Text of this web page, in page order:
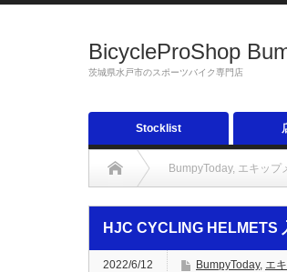
BicycleProShop
茨城県水戸市のスポーツバイク専門店
Stocklist
BumpyToday, エキップ
HJC CYCLING HELMETS
2022/6/12 BumpyToday, エ